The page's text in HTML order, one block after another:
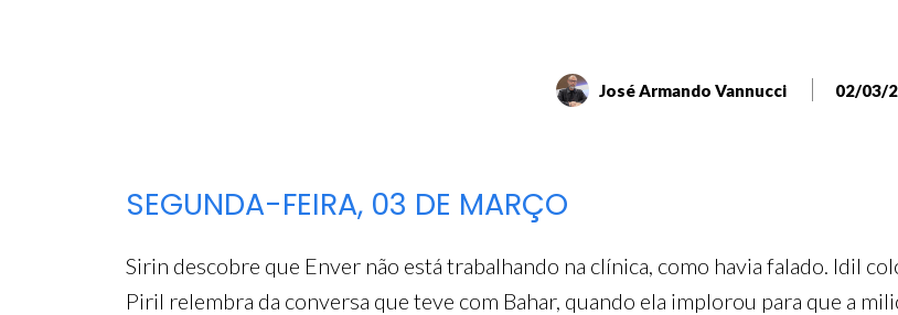
José Armando Vannucci 02/03/
SEGUNDA-FEIRA, 03 DE MARÇO
Sirin descobre que Enver não está trabalhando na clínica, como havia falado. Idil
Piril relembra da conversa que teve com Bahar, quando ela implorou para que a